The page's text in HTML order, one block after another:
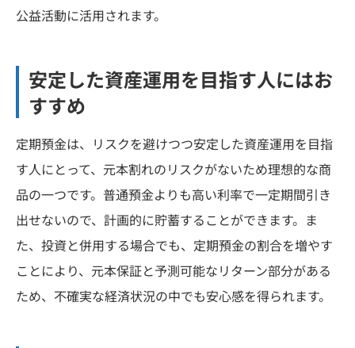
公益活動に活用されます。
安定した資産運用を目指す人にはお
すすめ
定期預金は、リスクを避けつつ安定した資産運用を目指
す人にとって、元本割れのリスクがないため理想的な商
品の一つです。普通預金よりも高い利率で一定期間引き
出せないので、計画的に貯蓄することができます。ま
た、投資と併用する場合でも、定期預金の割合を増やす
ことにより、元本保証と予測可能なリターン部分がある
ため、不確実な経済状況の中でも安心感を得られます。